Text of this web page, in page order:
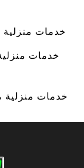
خدمات
خدمات
خدمات منزلية